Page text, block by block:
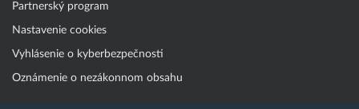
Partnerský program
Nastavenie cookies
Vyhlásenie o kyberbezpečnosti
Oznámenie o nezákonnom obsahu